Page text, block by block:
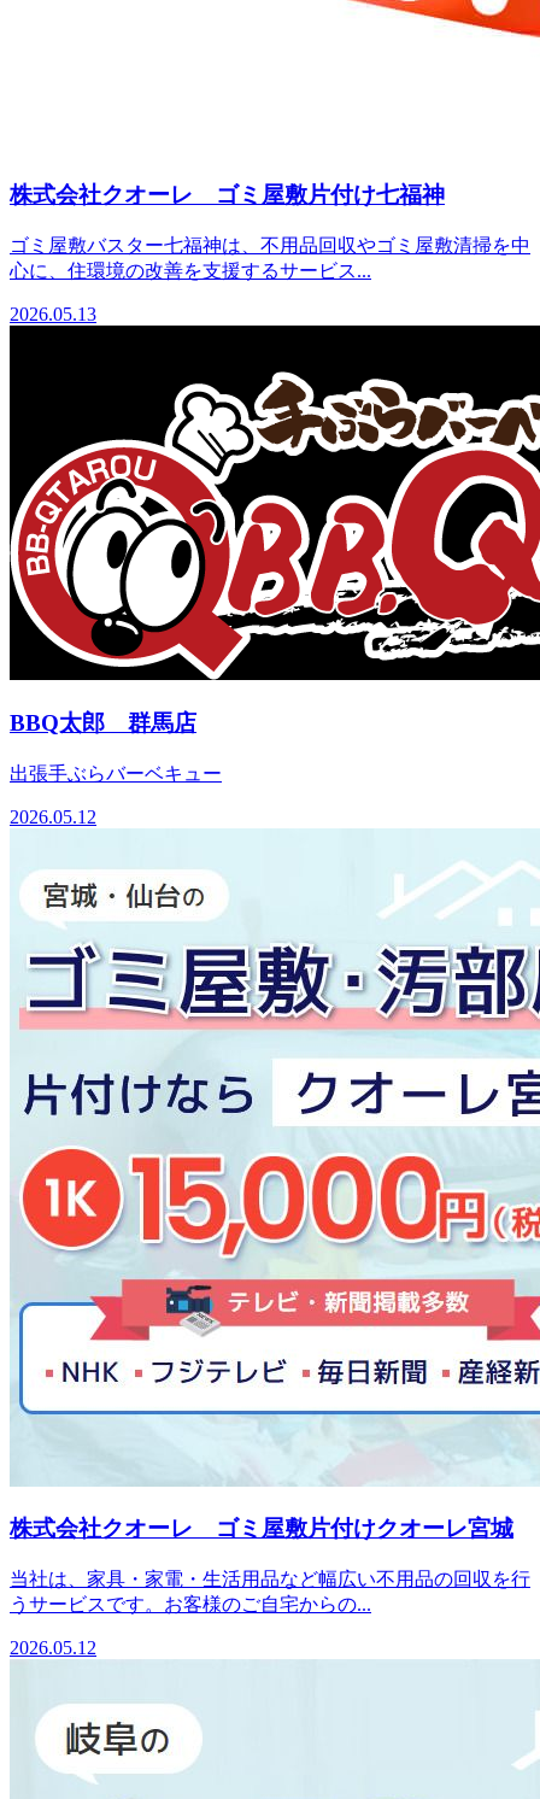
株式会社クオーレ ゴミ屋敷片付け七福神
ゴミ屋敷バスター七福神は、不用品回収やゴミ屋敷清掃を中
心に、住環境の改善を支援するサービス...
2026.05.13
BBQ太郎 群馬店
出張手ぶらバーベキュー
2026.05.12
株式会社クオーレ ゴミ屋敷片付けクオーレ宮城
当社は、家具・家電・生活用品など幅広い不用品の回収を行
うサービスです。お客様のご自宅からの...
2026.05.12